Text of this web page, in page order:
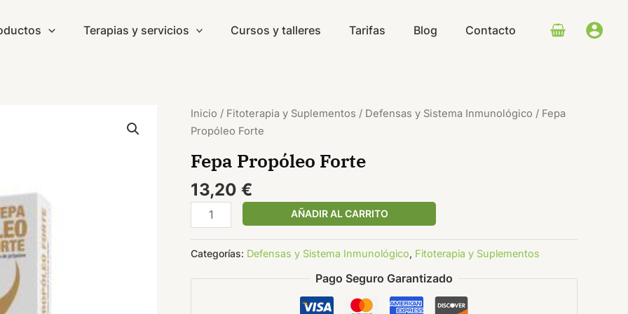
Terapias y servicios Cursos y talleres Tarifas Blog Contacto
Inicio / Fitoterapia y Suplementos / Defensas y Sistema Inmunológico / Fepa
Propóleo Forte
Fepa Propóleo Forte
13,20 €
Fepa
Propóleo
cantidad
AÑADIR AL CARRITO
Categorías: Defensas y Sistema Inmunológico, Fitoterapia y Suplementos
Pago Seguro Garantizado